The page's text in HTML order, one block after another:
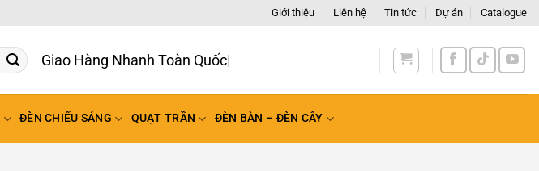
Giới thiệu Liên hệ Tin tức Dự án Catalogue
Giao Hàng Nhanh Toàn Quốc
ĐÈN CHIẾU SÁNG QUẠT TRẦN ĐÈN BÀN – ĐÈN CÂY